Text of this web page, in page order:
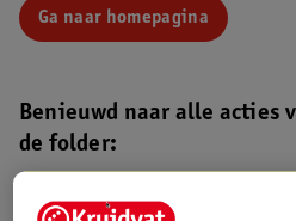
Ga naar homepagina
Benieuwd naar alle acties
de folder:
Kruidvat folder